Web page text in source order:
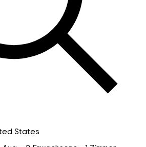
States